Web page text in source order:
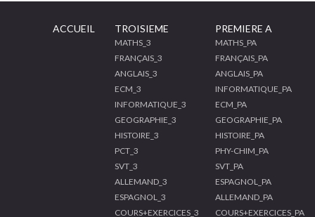
ACCUEIL TROISIEME
MATHS_3
FRANÇAIS_3
ANGLAIS_3
ECM_3
INFORMATIQUE_3
GEOGRAPHIE_3
HISTOIRE_3
PCT_3
SVT_3
ALLEMAND_3
ESPAGNOL_3
COURS+EXERCICES_3
PREMIERE A
MATHS_PA
FRANÇAIS_PA
ANGLAIS_PA
INFORMATIQUE_PA
ECM_PA
GEOGRAPHIE_PA
HISTOIRE_PA
PHY-CHIM_PA
SVT_PA
ESPAGNOL_PA
ALLEMAND_PA
COURS+EXERCICES_PA